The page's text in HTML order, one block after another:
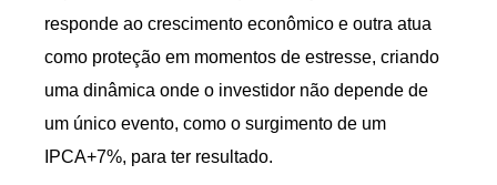
responde ao crescimento econômico e outra atua
como proteção em momentos de estresse, criando
uma dinâmica onde o investidor não depende de
um único evento, como o surgimento de um
IPCA+7%, para ter resultado.